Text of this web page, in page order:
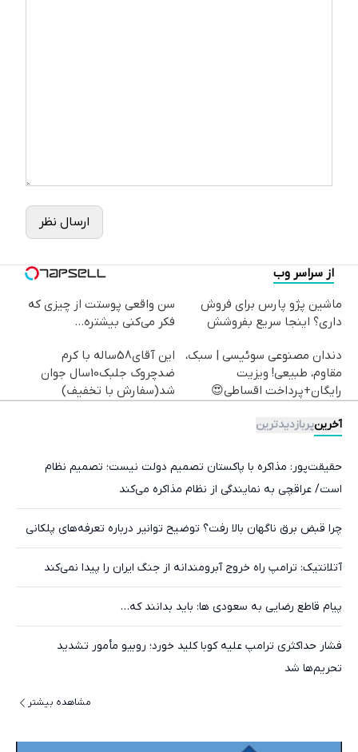
ارسال نظر
از سراسر وب
ماشین پژو پارس برای فروش
داری؟ اینجا سریع بفروشش
سن واقعی پوستت از چیزی که
فکر می‌کنی بیشتره...
دندان مصنوعی سوئیسی | سبک،
مقاوم، طبیعی! ویزیت
رایگان+پرداخت اقساطی😍
این آقای58ساله با کرم
ضدچروک جلبک10سال جوان
شد(سفارش با تخفیف)
آخرینپربازدیدترین
حقیقت‌پور: مذاکره با پاکستان تصمیم دولت نیست؛ تصمیم نظام
است/ عراقچی به نمایندگی از نظام مذاکره می‌کند
چرا قبض برق ناگهان بالا رفت؟ توضیح توانیر درباره تعرفه‌های پلکانی
آتلانتیک: ترامپ راه خروج آبرومندانه از جنگ ایران را پیدا نمی‌کند
پیام قاطع رضایی به سعودی ها: باید بدانند که…
فشار حداکثری ترامپ علیه کوبا کلید خورد؛ روبیو مأمور تشدید
تحریم‌ها شد
مشاهده بیشتر